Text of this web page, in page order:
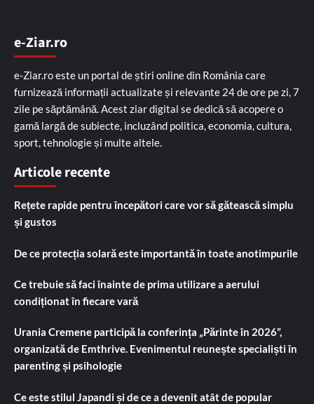
e-Ziar.ro
e-Ziar.ro este un portal de știri online din România care
furnizează informații actualizate și relevante 24 de ore pe zi, 7
zile pe săptămână. Acest ziar digital se dedică să acopere o
gamă largă de subiecte, incluzând politica, economia, cultura,
sport, tehnologie și multe altele.
Articole recente
Rețete rapide pentru începători care vor să gătească simplu
și gustos
De ce protecția solară este importantă în toate anotimpurile
Ce trebuie să faci înainte de prima utilizare a aerului
condiționat în fiecare vară
Urania Cremene participă la conferința „Părinte în 2026”,
organizată de Emthrive. Evenimentul reunește specialiști în
parenting și psihologie
Ce este stilul Japandi și de ce a devenit atât de popular